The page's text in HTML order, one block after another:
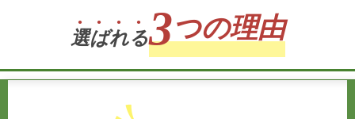
選ばれる3つの理由